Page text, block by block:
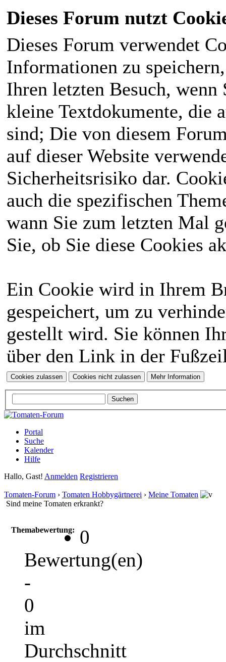
Dieses Forum nutzt
Dieses Forum verwendet
Informationen zu
Ihren letzten Besuch,
kleine Textdokumente, die
sind; Die von diesem
auf dieser Website
Sicherheitsrisiko dar.
auch die spezifischen
wann Sie zum letzten Mal
Sie, ob Sie diese Cookies
Ein Cookie wird in Ihrem
gespeichert, um zu
gestellt wird. Sie können
über den Link in der
Portal
Suche
Kalender
Hilfe
Hallo, Gast! Anmelden Registrieren
Tomaten-Forum › Tomaten Hobbygärtnerei › Meine Tomaten
Sind meine Tomaten erkrankt?
Themabewertung:
0
Bewertung(en)
-
0
im
Durchschnitt